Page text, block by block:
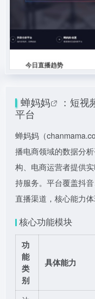
蝉妈妈 ：短视
平台
蝉妈妈（
播电商领域的数据分
构、电商运营者提供
持服务。平台覆盖抖
直播渠道，核心能力
核心功能模块
功
能
类
别
具体能力